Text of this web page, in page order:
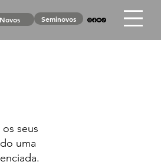
Novos Seminovos
seus
uma